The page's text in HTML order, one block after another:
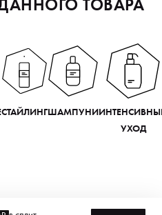
ТОВАРА
СТАЙЛИНГШАМПУНИ
УХОД